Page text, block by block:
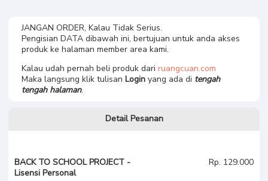
JANGAN ORDER, Kalau Tidak Serius.
Pengisian DATA dibawah ini, bertujuan untuk anda akses
produk ke halaman member area kami.
Kalau udah pernah beli produk dari ruangcuan.com
Maka langsung klik tulisan Login yang ada di tengah
tengah halaman.
Detail Pesanan
BACK TO SCHOOL PROJECT -
Lisensi Personal
Rp. 129.000